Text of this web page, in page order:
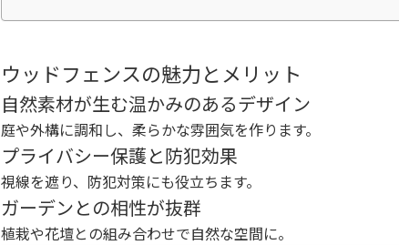
ウッドフェンスの魅力とメリット
自然素材が生む温かみのあるデザイン
庭や外構に調和し、柔らかな雰囲気を作ります。
プライバシー保護と防犯効果
視線を遮り、防犯対策にも役立ちます。
ガーデンとの相性が抜群
植栽や花壇との組み合わせで自然な空間に。